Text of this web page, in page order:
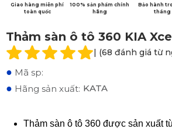
Giao hàng miễn phí
toàn quốc
100% sản phẩm chính
hãng
Bảo hành
tháng
Thảm sàn ô tô 360 KIA
| (68 đánh giá từ
● Mã sp:
● Hãng sản xuất: KATA
Thảm sàn ô tô 360 được sản xuất